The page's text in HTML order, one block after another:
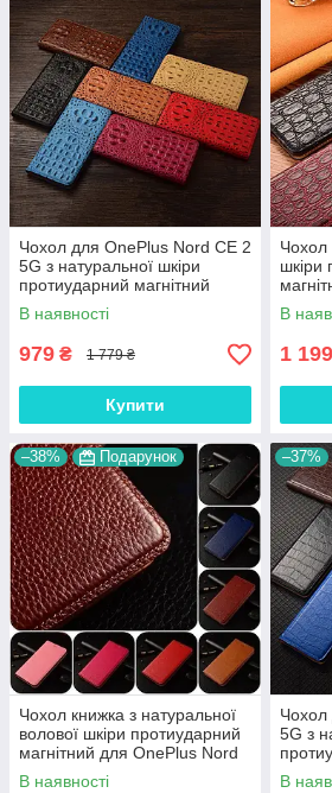
Чохол для OnePlus Nord CE 2
5G з натуральної шкіри
протиударний магнітний
книжка з підставкою
"CROCOHEAD"
В наявності
979 ₴ 1 779 ₴
Купити
Чохол
шкіри
CE 2
В
1 199
–38% Подарунок
Чохол книжка з натуральної
волової шкіри протиударний
магнітний для OnePlus Nord
CE 2 5G "BULL"
В наявності
–37%
Чохол
5G з
В